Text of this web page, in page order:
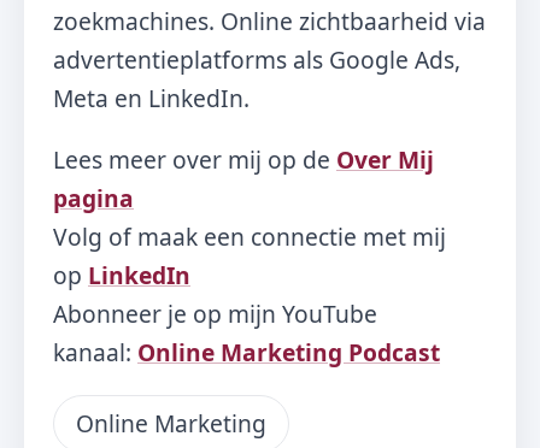
zoekmachines. Online zichtbaarheid via
advertentieplatforms als Google Ads,
Meta en LinkedIn.
Lees meer over mij op de Over Mij
pagina
Volg of maak een connectie met mij
op LinkedIn
Abonneer je op mijn YouTube
kanaal: Online Marketing Podcast
Online Marketing